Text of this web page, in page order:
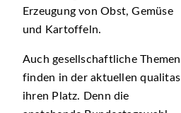
Erzeugung von Obst, Gemüse
und Kartoffeln.
Auch gesellschaftliche Themen
finden in der aktuellen qualitas
ihren Platz. Denn die